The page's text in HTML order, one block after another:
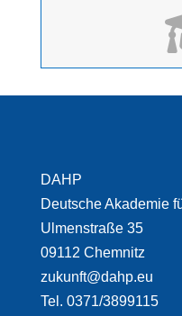
DAHP
Deutsche Akademie
Ulmenstraße 35
09112 Chemnitz
zukunft@dahp.eu
Tel. 0371/3899115